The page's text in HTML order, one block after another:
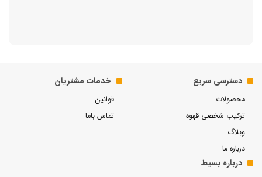
دسترسی سریع
محصولات
ترکیب شخصی قهوه
وبلاگ
درباره ما
خدمات مشتریان
قوانین
تماس باما
درباره بسیط